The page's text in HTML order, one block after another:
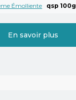
Émolliente qsp 100g
En savoir plus